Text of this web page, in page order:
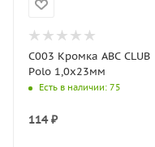
C003 Кромка АВС CLUB
Polo 1,0х23мм
Есть в наличии: 75
114₽